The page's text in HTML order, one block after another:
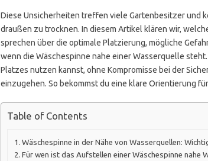
Diese Unsicherheiten treffen viele Gartenbesitzer und
draußen zu trocknen. In diesem Artikel klären wir,
sprechen über die optimale Platzierung, mögliche
wenn die Wäschespinne nahe einer Wasserquelle
Platzes nutzen kannst, ohne Kompromisse bei der
einzugehen. So bekommst du eine klare Orientierung
Table of Contents
Wäschespinne in der Nähe von Wasserquellen:
Für wen ist das Aufstellen einer Wäschespinne nahe